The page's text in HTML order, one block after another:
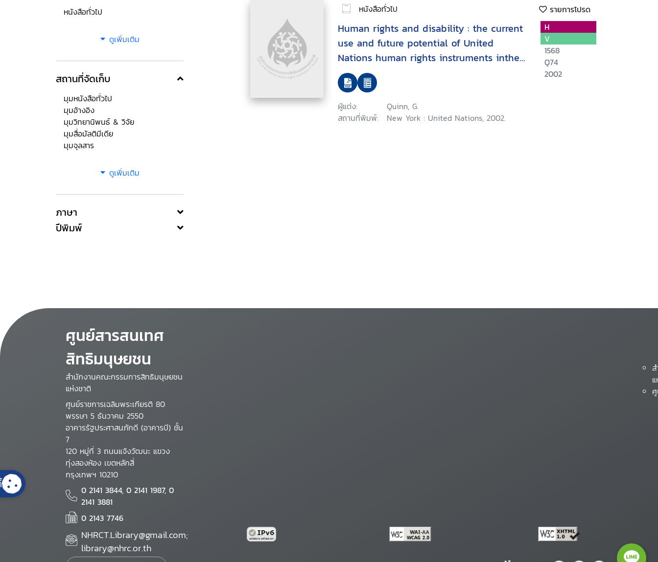
หนังสือทั่วไป
ดูเพิ่มเติม
สถานที่จัดเก็บ
มุมหนังสือทั่วไป
มุมอ้างอิง
มุมวิทยานิพนธ์ & วิจัย
มุมสื่อมัลติมีเดีย
มุมจุลสาร
ดูเพิ่มเติม
ภาษา
ปีพิมพ์
หนังสือทั่วไป รายการโปรด
Human rights and disability : the current
use and future potential of United
Nations human rights instruments inthe
context of disability
ผู้แต่ง:
Quinn, G.
สถานที่พิมพ์:
New York : United Nations, 2002.
H
V
1568
Q74
2002
ศูนย์สารสนเทศ
สิทธิมนุษยชน
สำนักงานคณะกรรมการสิทธิมนุษยชน
แห่งชาติ
ศูนย์ราชการเฉลิมพระเกียรติ 80
พรรษา 5 ธันวาคม 2550
อาคารรัฐประศาสนภักดี (อาคารบี) ชั้น
7
120 หมู่ที่ 3 ถนนแจ้งวัฒนะ แขวง
ทุ่งสองห้อง เขตหลักสี่
กรุงเทพฯ 10210
0 2141 3844, 0 2141 1987, 0
2141 3881
0 2143 7746
NHRCT.Library@gmail.com;
library@nhrc.or.th